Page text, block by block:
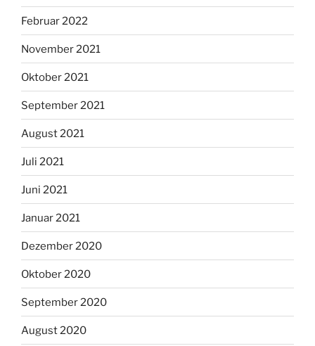
Februar 2022
November 2021
Oktober 2021
September 2021
August 2021
Juli 2021
Juni 2021
Januar 2021
Dezember 2020
Oktober 2020
September 2020
August 2020